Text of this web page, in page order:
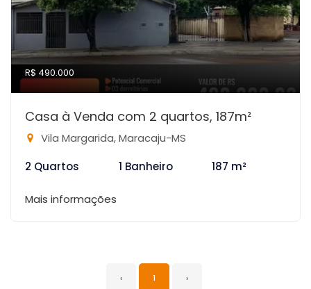
R$ 490.000
Casa à Venda com 2 quartos, 187m²
Vila Margarida, Maracaju-MS
2 Quartos
1 Banheiro 187 m²
Mais informações
‹ 1 ›